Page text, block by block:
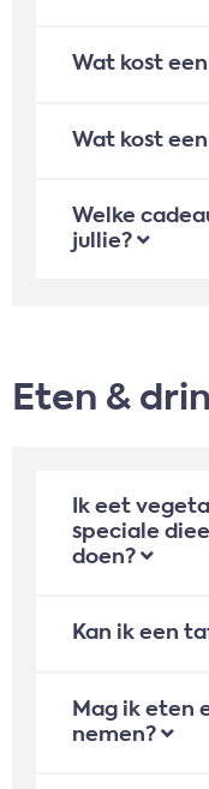
Wat kost
Wat kost
Welke
jullie?
Eten &
Ik eet
speciale
doen?
Kan ik een
Mag ik eten
nemen?